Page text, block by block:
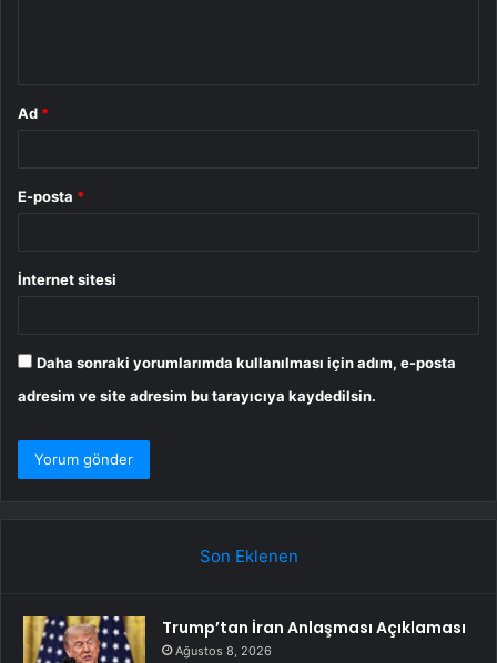
Ad *
E-posta *
İnternet sitesi
Daha sonraki yorumlarımda kullanılması için adım, e-posta
adresim ve site adresim bu tarayıcıya kaydedilsin.
Son Eklenen
Trump’tan İran Anlaşması Açıklaması
Ağustos 8, 2026